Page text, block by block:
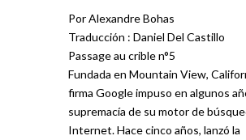
Por Alexandre Bohas
Traducción : Daniel Del Castillo
Passage au crible n°5
Fundada en Mountain View,
firma Google impuso en algunos
supremacía de su motor de
Internet. Hace cinco años, lanzó la